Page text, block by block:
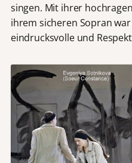
singen. Mit ihrer
ihrem sicheren Sopran
eindrucksvolle und